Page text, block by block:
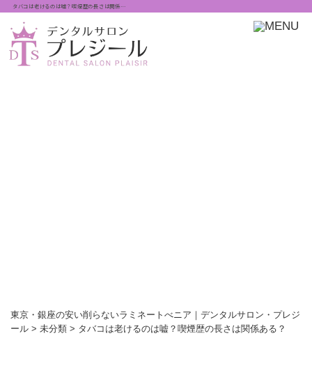
タバコは老けるのは嘘？喫煙歴の長さは関係…
東京・銀座の安い削らないラミネートべニア｜デンタルサロン・プレジ
ール> 未分類> タバコは老けるのは嘘？喫煙歴の長さは関係ある？